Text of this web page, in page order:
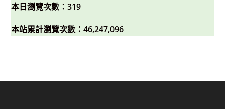
本日瀏覽次數：319
本站累計瀏覽次數：46,247,096